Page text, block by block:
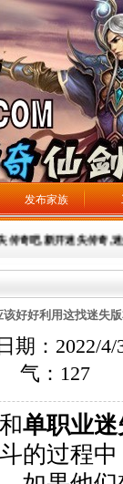
发布家族
吧,新开迷失传奇,迷
好好利用这找迷失
：2022/4/
气： 127
单职业
的过程